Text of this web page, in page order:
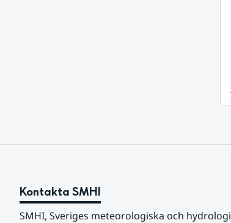
Kontakta SMHI
SMHI, Sveriges meteorologiska och